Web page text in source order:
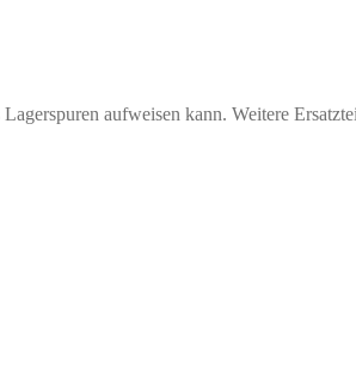
aufweisen kann. Weitere